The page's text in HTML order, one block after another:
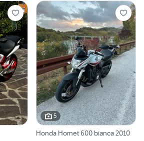
5
Honda Hornet 600 bianca 2010